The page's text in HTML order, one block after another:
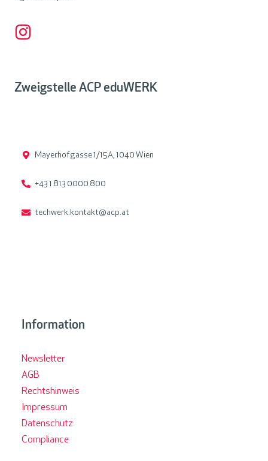
Zweigstelle ACP eduWERK
Mayerhofgasse 1/15A, 1040 Wien
+43 1 813 0000 800
techwerk.kontakt@acp.at
Information
Newsletter
AGB
Rechtshinweis
Impressum
Datenschutz
Compliance